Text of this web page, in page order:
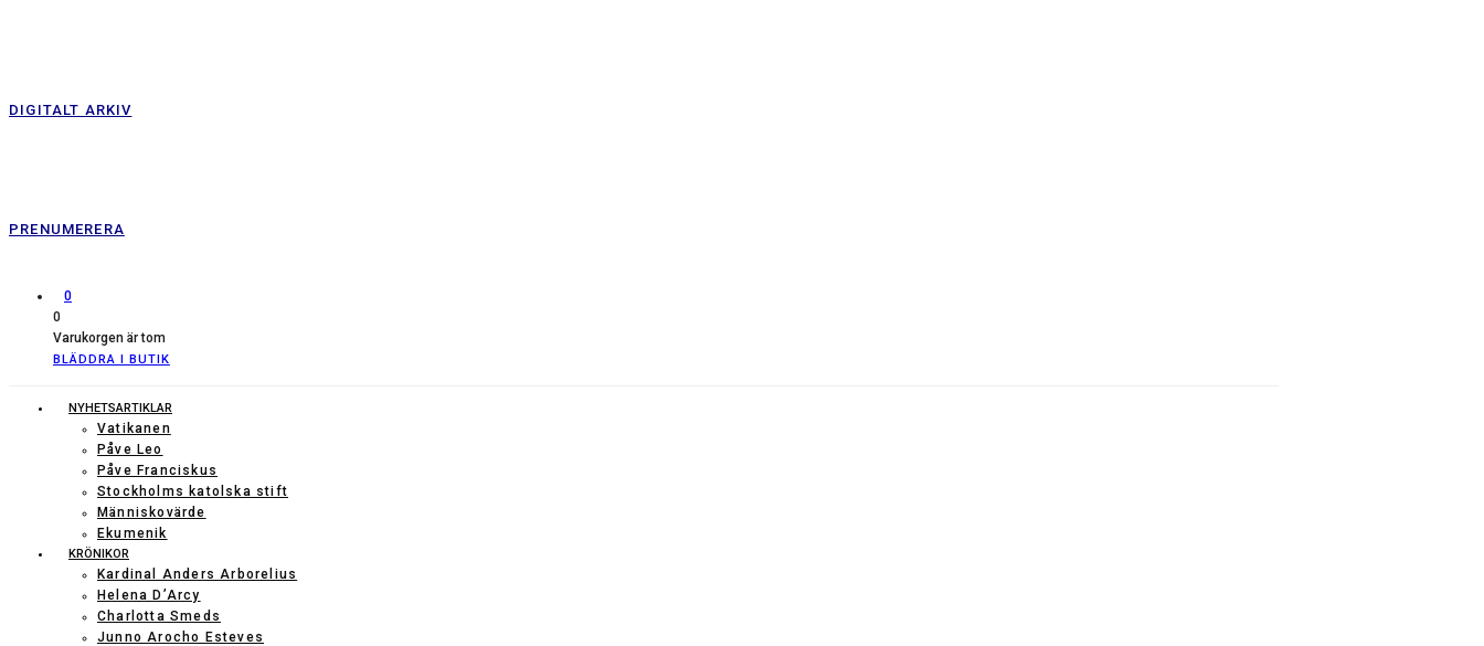
DIGITALT ARKIV
PRENUMERERA
0
0
Varukorgen är tom
BLÄDDRA I BUTIK
NYHETSARTIKLAR
Vatikanen
Påve Leo
Påve Franciskus
Stockholms katolska stift
Människovärde
Ekumenik
KRÖNIKOR
Kardinal Anders Arborelius
Helena D’Arcy
Charlotta Smeds
Junno Arocho Esteves